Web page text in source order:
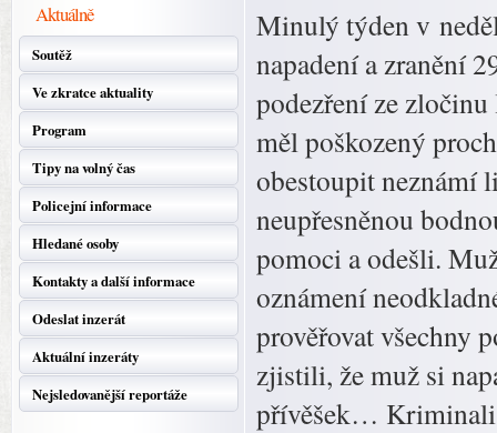
Aktuálně
Soutěž
Ve zkratce aktuality
Program
Tipy na volný čas
Policejní informace
Hledané osoby
Kontakty a další informace
Odeslat inzerát
Aktuální inzeráty
Nejsledovanější reportáže
Minulý týden v
napadení a zranění
podezření ze
měl poškozený
obestoupit neznámí
neupřesněnou
pomoci a odešli.
oznámení
prověřovat všechny
zjistili, že muž si
přívěšek…